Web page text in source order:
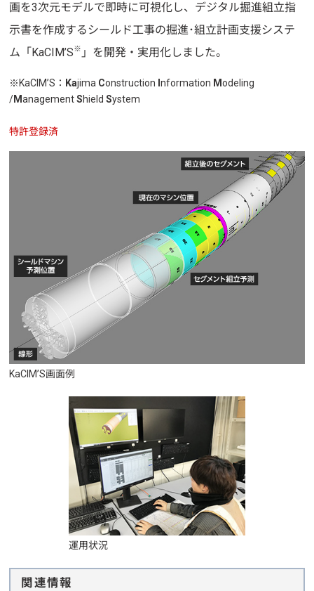
画を3次元モデルで即時に可視化し、デジタル掘進組立指
示書を作成するシールド工事の掘進･組立計画支援システ
ム「KaCIM’S※ 」を開発・実用化しました。
※KaCIM’S： Kajima Construction Information Modeling
/ManagementShieldSystem
特許登録済
KaCIM’S画面例
運用状況
関連情報